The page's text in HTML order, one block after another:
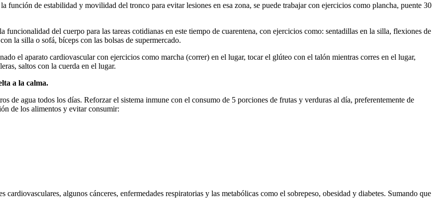
función de estabilidad y movilidad del tronco para evitar lesiones en esa zona, se puede trabajar con ejercicios como plancha, puente 30
funcionalidad del cuerpo para las tareas cotidianas en este tiempo de cuarentena, con ejercicios como: sentadillas en la silla, flexiones de
la silla o sofá, bíceps con las bolsas de supermercado.
el aparato cardiovascular con ejercicios como marcha (correr) en el lugar, tocar el glúteo con el talón mientras corres en el lugar,
saltos con la cuerda en el lugar.
a la calma.
de agua todos los días. Reforzar el sistema inmune con el consumo de 5 porciones de frutas y verduras al día, preferentemente de
de los alimentos y evitar consumir:
cardiovasculares, algunos cánceres, enfermedades respiratorias y las metabólicas como el sobrepeso, obesidad y diabetes. Sumando que